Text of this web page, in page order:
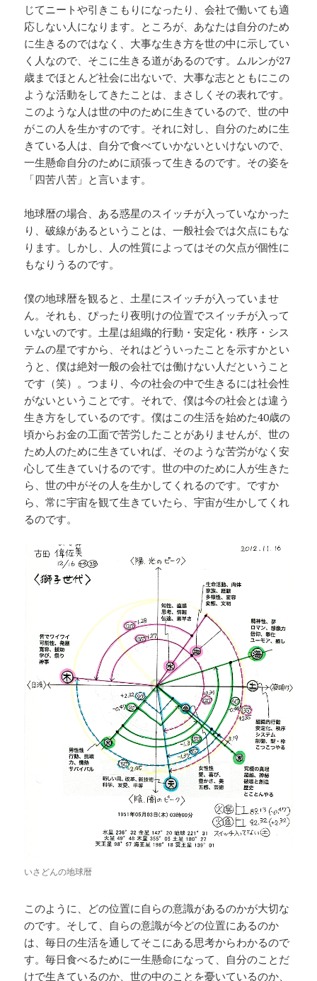
じてニートや引きこもりになったり、会社で働いても適
応しない人になります。ところが、あなたは自分のため
に生きるのではなく、大事な生き方を世の中に示してい
く人なので、そこに生きる道があるのです。ムルンが27
歳までほとんど社会に出ないで、大事な志とともにこの
ような活動をしてきたことは、まさしくその表れです。
このような人は世の中のために生きているので、世の中
がこの人を生かすのです。それに対し、自分のために生
きている人は、自分で食べていかないといけないので、
一生懸命自分のために頑張って生きるのです。その姿を
「四苦八苦」と言います。
地球暦の場合、ある惑星のスイッチが入っていなかった
り、破線があるということは、一般社会では欠点にもな
ります。しかし、人の性質によってはその欠点が個性に
もなりうるのです。
僕の地球暦を観ると、土星にスイッチが入っていませ
ん。それも、ぴったり夜明けの位置でスイッチが入って
いないのです。土星は組織的行動・安定化・秩序・シス
テムの星ですから、それはどういったことを示すかとい
うと、僕は絶対一般の会社では働けない人だということ
です（笑）。つまり、今の社会の中で生きるには社会性
がないということです。それで、僕は今の社会とは違う
生き方をしているのです。僕はこの生活を始めた40歳の
頃からお金の工面で苦労したことがありませんが、世の
ため人のために生きていれば、そのような苦労がなく安
心して生きていけるのです。世の中のために人が生きた
ら、世の中がその人を生かしてくれるのです。ですか
ら、常に宇宙を観て生きていたら、宇宙が生かしてくれ
るのです。
いさどんの地球暦
このように、どの位置に自らの意識があるのかが大切な
のです。そして、自らの意識が今どの位置にあるのか
は、毎日の生活を通してそこにある思考からわかるので
す。毎日食べるために一生懸命になって、自分のことだ
けで生きているのか、世の中のことを憂いているのか、